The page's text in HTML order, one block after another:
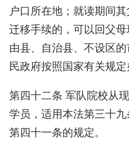
户口所在地；就读期间
迁移手续的，可以回父母
由县、自治县、不设区
民政府按照国家有关规定
第四十二条 军队院校从
学员，适用本法第三十九
第四十一条的规定。